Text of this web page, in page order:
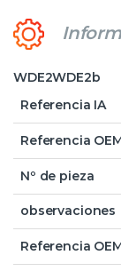
WDE2WDE2b
Referencia IA
Referencia
Nº de pieza
observaciones
Referencia